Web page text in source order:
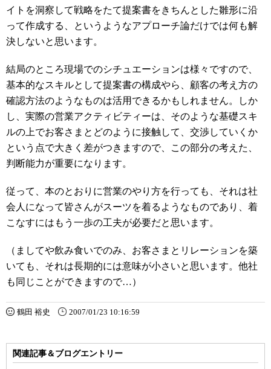
イトを洞察して戦略をたて提案書をきちんとした雛形に沿
って作成する、というようなアプローチ論だけでは何も解
決しないと思います。
結局のところ現場でのシチュエーションは様々ですので、
基本的なスキルとして提案書の構成やら、顧客の考え方の
確認方法のようなものは活用できるかもしれません。しか
し、実際の営業アクティビティーは、そのような基礎スキ
ルの上でお客さまとどのように接触して、交渉していくか
という点で大きく差がつきますので、この部分の考えた、
判断能力が重要になります。
従って、本のとおりに営業のやり方を行っても、それは社
会人になって皆さんがスーツを着るようなものであり、着
こなすにはもう一歩の工夫が必要だと思います。
（ましてや飲み食いでのみ、お客さまとリレーションを築
いても、それは長期的には意味が小さいと思います。他社
も同じことができますので…）
鶴田 裕史 2007/01/23 10:16:59
関連記事＆ブログエントリー